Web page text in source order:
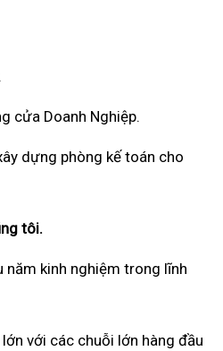
cửa Doanh Nghiệp.
dựng phòng kế toán cho
tôi.
năm kinh nghiệm trong lĩnh
với các chuỗi lớn hàng đầu